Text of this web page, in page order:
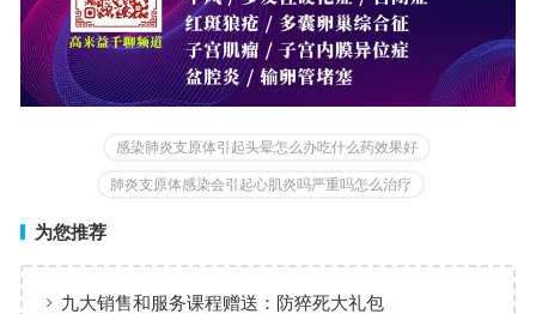
感染肺炎支原体引起头晕怎么办吃什么药效果好
肺炎支原体感染会引起心肌炎吗严重吗怎么治疗
为您推荐
九大销售和服务课程赠送：防猝死大礼包